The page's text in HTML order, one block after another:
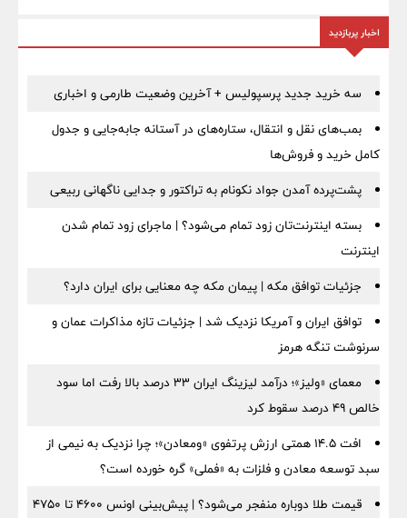
اخبار پربازدید
سه خرید جدید پرسپولیس + آخرین وضعیت طارمی و اخباری
بمب‌های نقل و انتقال، ستاره‌های در آستانه جابه‌جایی و جدول
کامل خرید و فروش‌ها
پشت‌پرده آمدن جواد نکونام به تراکتور و جدایی ناگهانی ربیعی
بسته اینترنت‌تان زود تمام می‌شود؟ | ماجرای زود تمام شدن
اینترنت
جزئیات توافق مکه | پیمان مکه چه معنایی برای ایران دارد؟
توافق ایران و آمریکا نزدیک شد | جزئیات تازه مذاکرات عمان و
سرنوشت تنگه هرمز
معمای «ولیز»؛ درآمد لیزینگ ایران ۳۳ درصد بالا رفت اما سود
خالص ۴۹ درصد سقوط کرد
افت ۱۴.۵ همتی ارزش پرتفوی «ومعادن»؛ چرا نزدیک به نیمی از
سبد توسعه معادن و فلزات به «فملی» گره خورده است؟
قیمت طلا دوباره منفجر می‌شود؟ | پیش‌بینی اونس ۴۶۰۰ تا ۴۷۵۰